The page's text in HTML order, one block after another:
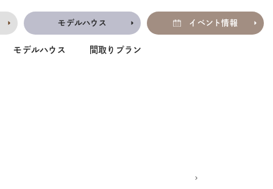
モデルハウス イベント情報
モデルハウス 間取りプラン